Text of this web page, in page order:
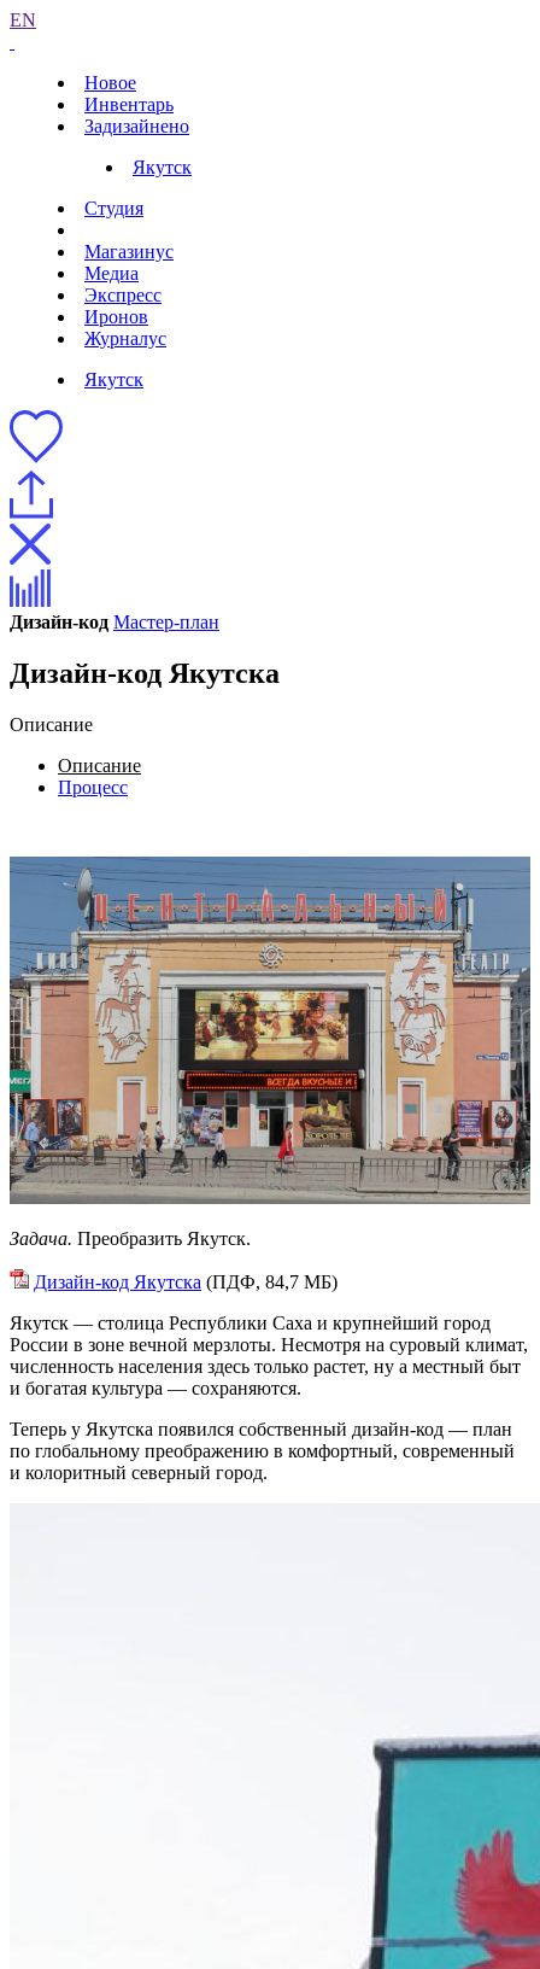
EN
Новое
Инвентарь
Задизайнено
Якутск
Студия
Магазинус
Медиа
Экспресс
Иронов
Журналус
Якутск
Дизайн-код Мастер-план
Дизайн-код Якутска
Описание
Описание
Процесс
Задача. Преобразить Якутск.
Дизайн-код Якутска (ПДФ, 84,7 МБ)
Якутск — столица Республики Саха и крупнейший город
России в зоне вечной мерзлоты. Несмотря на суровый климат,
численность населения здесь только растет, ну а местный быт
и богатая культура — сохраняются.
Теперь у Якутска появился собственный дизайн-код — план
по глобальному преображению в комфортный, современный
и колоритный северный город.